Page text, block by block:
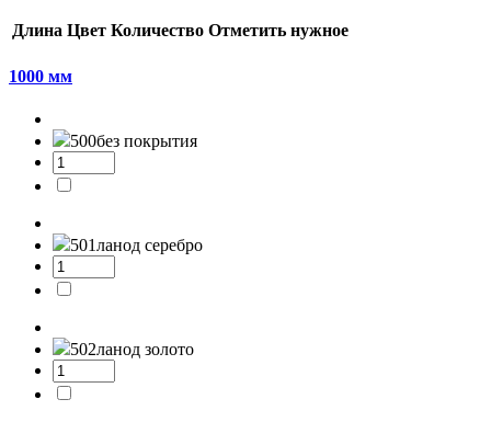
Длина Цвет Количество Отметить нужное
1000 мм
500без покрытия
501ланод серебро
502ланод золото